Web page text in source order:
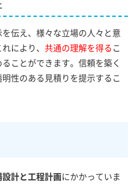
伝え、様々な立場の人々と意
により、 共通の理解を得る こ
ことができます。信頼を築く
性のある見積りを提示するこ
設計と工程計画にかかっていま